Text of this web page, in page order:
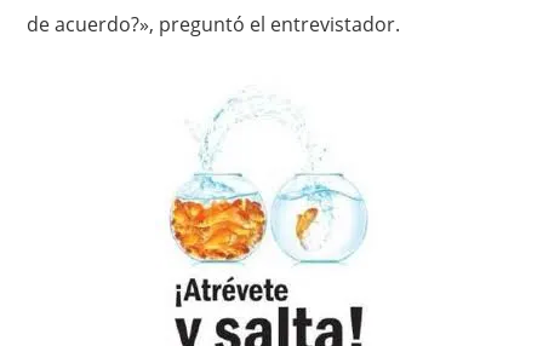
de acuerdo?», preguntó el entrevistador.